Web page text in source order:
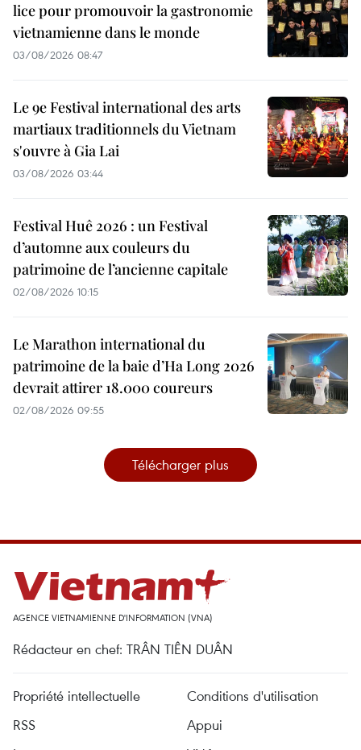
lice pour promouvoir la gastronomie
vietnamienne dans le monde
03/08/2026 08:47
Le 9e Festival international des arts
martiaux traditionnels du Vietnam
s'ouvre à Gia Lai
03/08/2026 03:44
Festival Huê 2026 : un Festival
d’automne aux couleurs du
patrimoine de l’ancienne capitale
02/08/2026 10:15
Le Marathon international du
patrimoine de la baie d’Ha Long 2026
devrait attirer 18.000 coureurs
02/08/2026 09:55
Télécharger plus
AGENCE VIETNAMIENNE D'INFORMATION (VNA)
Rédacteur en chef: TRÂN TIÊN DUÂN
Propriété intellectuelle
Conditions d'utilisation
RSS
Appui